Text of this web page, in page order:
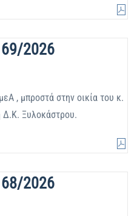
2026
, μπροστά στην οικία του κ.
Δ.Κ. Ξυλοκάστρου.
2026